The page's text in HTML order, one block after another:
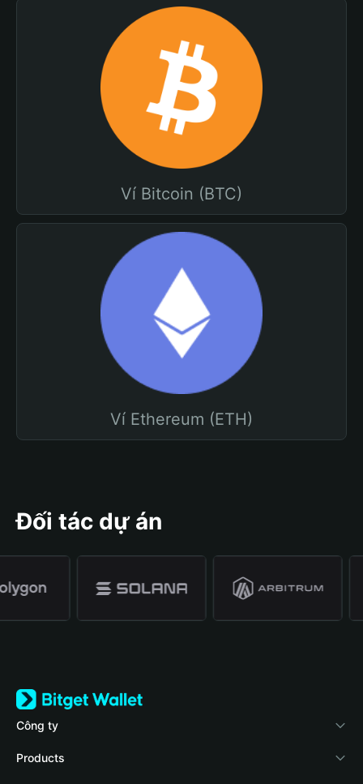
Ví Bitcoin (BTC)
Ví Ethereum (ETH)
Đối tác dự án
Công ty
Về Bitget Wallet
Products